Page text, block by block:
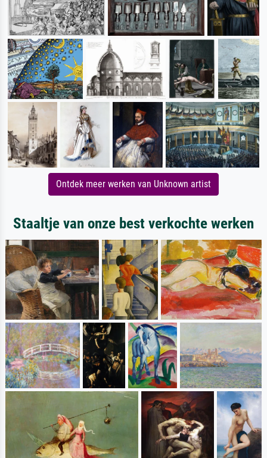
Ontdek meer werken van Unknown artist
Staaltje van onze best verkochte werken